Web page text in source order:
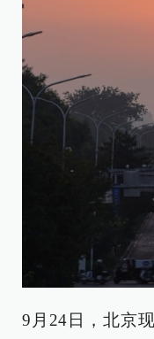
9月24日，北京